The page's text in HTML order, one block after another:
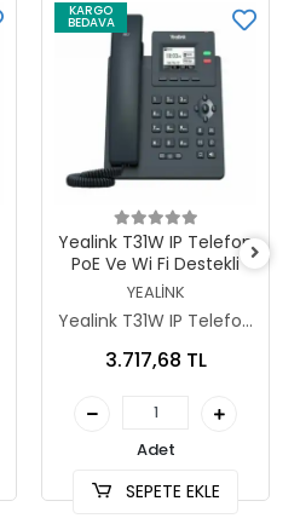
KARGO
BEDAVA
Sepete Ekle
Yealink T31W IP Telefon
PoE Ve Wi Fi Destekli
YEALİNK
Yealink T31W IP Telefon
3.717,68 TL
Adet
SEPETE EKLE